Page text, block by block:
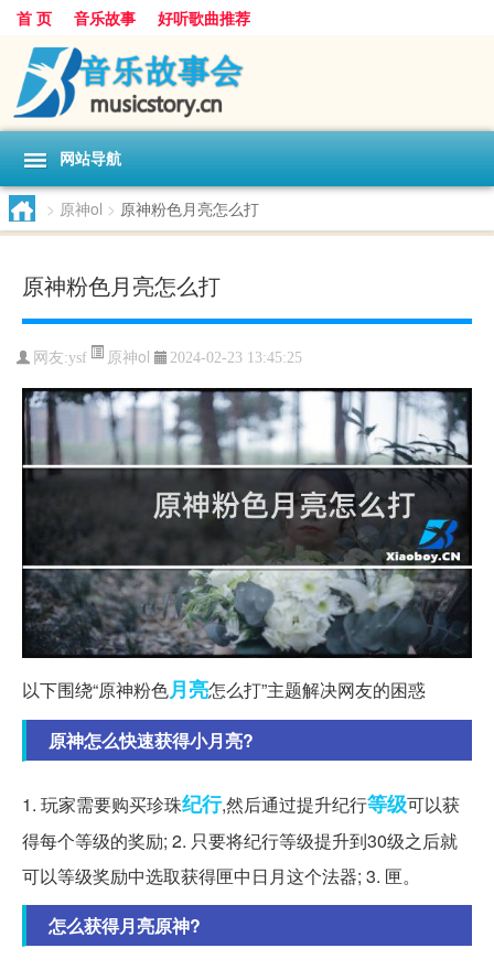
首 页 音乐故事 好听歌曲推荐
网站导航
> 原神ol > 原神粉色月亮怎么打
原神粉色月亮怎么打
网友:ysf 原神ol 2024-02-23 13:45:25
以下围绕“原神粉色月亮怎么打”主题解决网友的困惑
原神怎么快速获得小月亮?
1. 玩家需要购买珍珠纪行,然后通过提升纪行等级可以获
得每个等级的奖励; 2. 只要将纪行等级提升到30级之后就
可以等级奖励中选取获得匣中日月这个法器; 3. 匣。
怎么获得月亮原神?